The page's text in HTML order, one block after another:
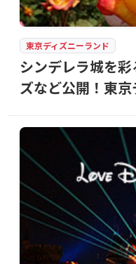
東京ディズニーランド
シンデレラ城を
ズなど公開！東